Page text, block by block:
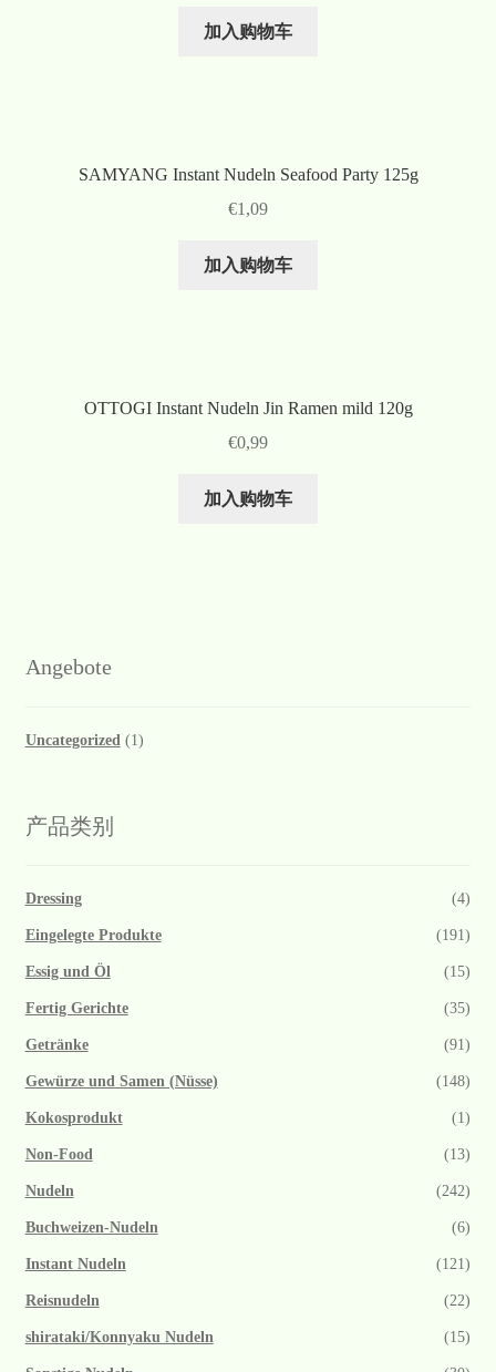
加入购物车
SAMYANG Instant Nudeln Seafood Party 125g
€1,09
加入购物车
OTTOGI Instant Nudeln Jin Ramen mild 120g
€0,99
加入购物车
Angebote
Uncategorized (1)
产品类别
Dressing (4)
Eingelegte Produkte (191)
Essig und Öl (15)
Fertig Gerichte (35)
Getränke (91)
Gewürze und Samen (Nüsse) (148)
Kokosprodukt (1)
Non-Food (13)
Nudeln (242)
Buchweizen-Nudeln (6)
Instant Nudeln (121)
Reisnudeln (22)
shirataki/Konnyaku Nudeln (15)